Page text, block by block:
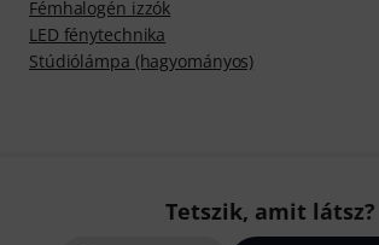
Fémhalogén izzók
LED fénytechnika
Stúdiólámpa (hagyományos)
Tetszik, amit látsz?